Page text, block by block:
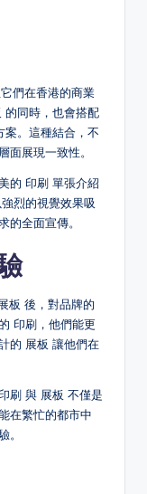
們在香港的商業
的同時，也會搭配
案。這種結合，不
面展現一致性。
的 印刷 單張介紹
烈的視覺效果吸
的全面宣傳。
板 後，對品牌的
印刷，他們能更
的 展板 讓他們在
刷 與 展板 不僅是
在繁忙的都市中
。